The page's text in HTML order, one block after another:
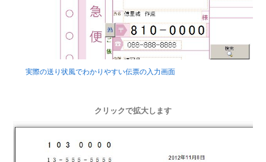
実際の送り状風でわかりやすい伝票の入力画面
クリックで拡大します